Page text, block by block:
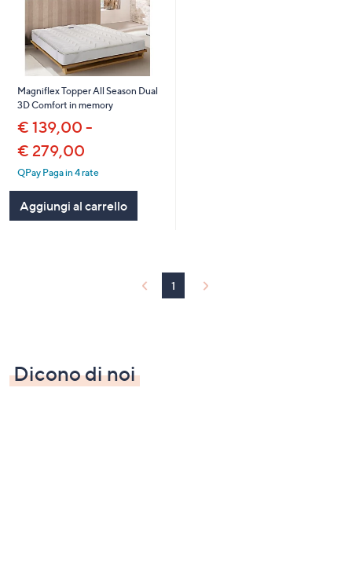
Magniflex Topper All Season Dual
3D Comfort in memory
€ 139,00 -
€ 279,00
QPay Paga in 4 rate
Aggiungi al carrello
1
Dicono di noi